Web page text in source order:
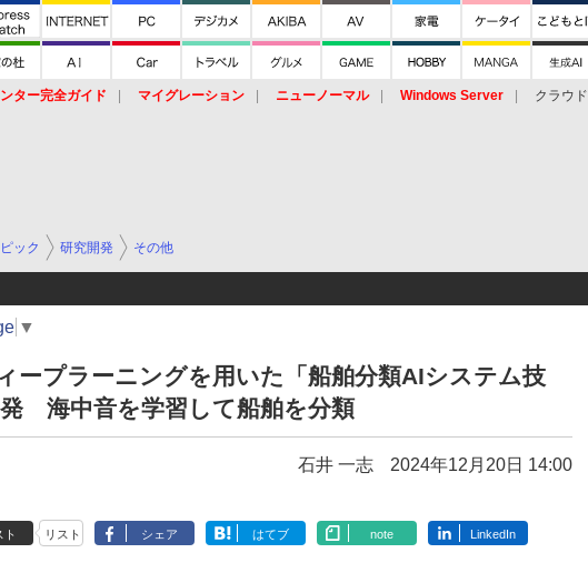
ター完全ガイド マイグレーション ニューノーマル Windows Server クラウド
ピック 研究開発 その他
▼
ープラーニングを用いた「船舶分類AIシステム技
海中音を学習して船舶を分類
石井 一志 2024年12月20日 14:00
ト リスト シェア はてブ note LinkedIn